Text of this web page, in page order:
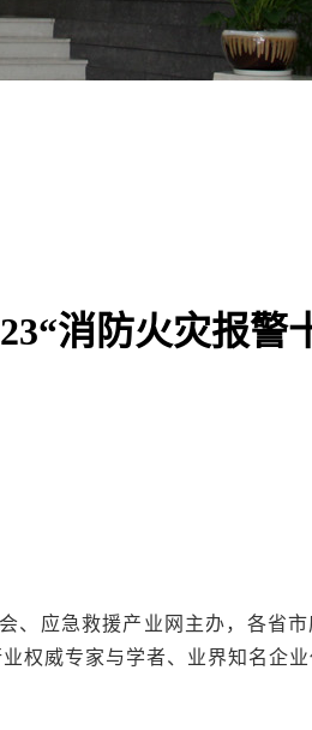
消防火灾报警
、应急救援产业网主办，各省
业权威专家与学者、业界知名企